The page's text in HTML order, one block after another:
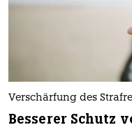
Verschärfung des
Besserer Schutz